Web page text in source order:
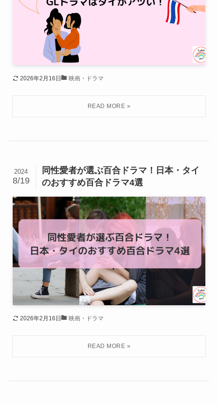
2026年2月16日 映画・ドラマ
同性愛者が選ぶ百合ドラマ！日本・タイ
のおすすめ百合ドラマ4選
2024
8/19
2026年2月16日 映画・ドラマ